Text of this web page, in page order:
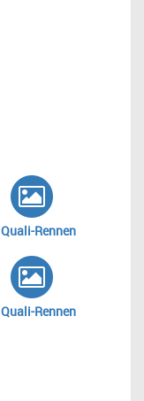
Rennen
Rennen